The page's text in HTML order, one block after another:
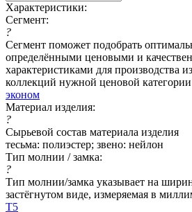
Характеристики:
Сегмент:
?
Сегмент поможет подобрать
определёнными ценовыми и
характеристиками для производства
коллекций нужной ценовой
эконом
Материал изделия:
?
Сырьевой состав материала изделия
тесьма: полиэстер; звено: нейлон
Тип молнии / замка:
?
Тип молнии/замка указывает на
застёгнутом виде, измеряемая в
Т5